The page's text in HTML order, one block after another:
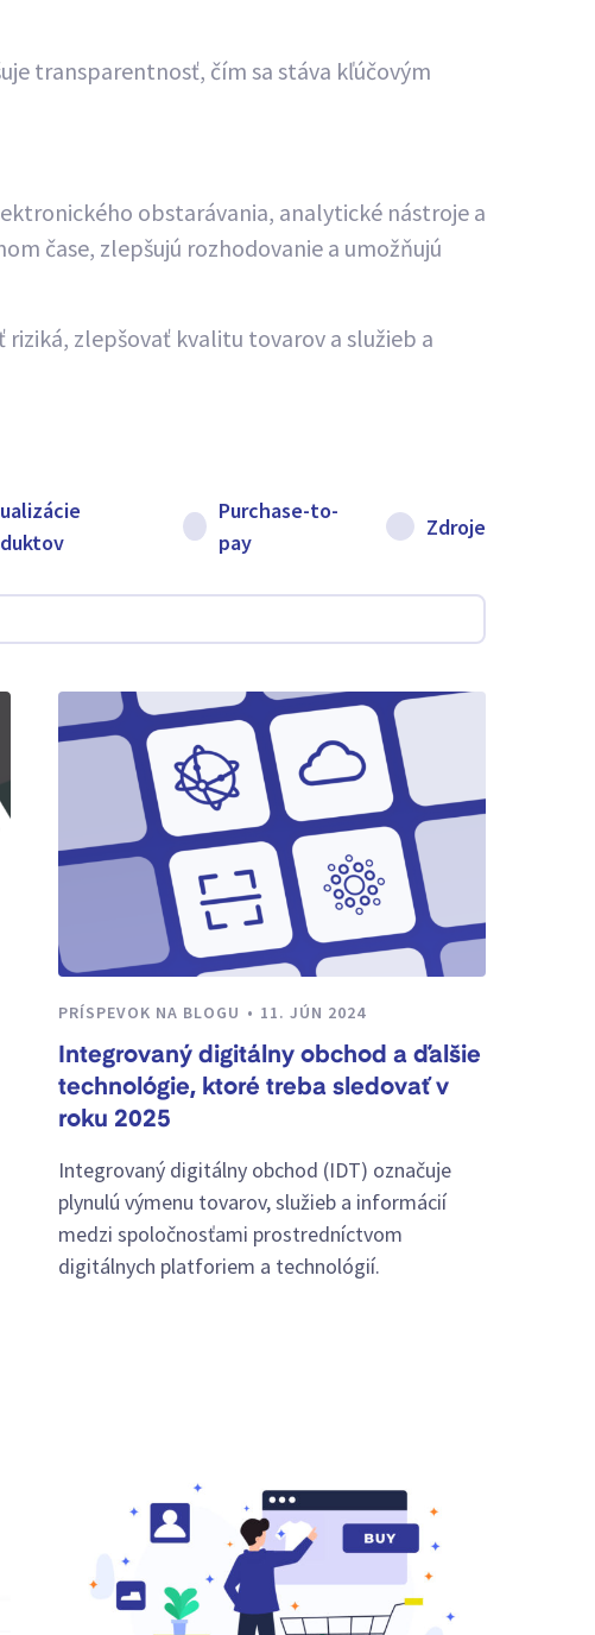
transparentnosť, čím sa stáva kľúčovým
obstarávania, analytické nástroje a
čase, zlepšujú rozhodovanie a umožňujú
zlepšovať kvalitu tovarov a služieb a
Purchase-to-
pay
Zdroje
PRÍSPEVOK NA BLOGU 11. JÚN 2024
Integrovaný digitálny obchod a ďalšie
technológie, ktoré treba sledovať v
roku 2025
Integrovaný digitálny obchod (IDT) označuje
plynulú výmenu tovarov, služieb a informácií
medzi spoločnosťami prostredníctvom
digitálnych platforiem a technológií.